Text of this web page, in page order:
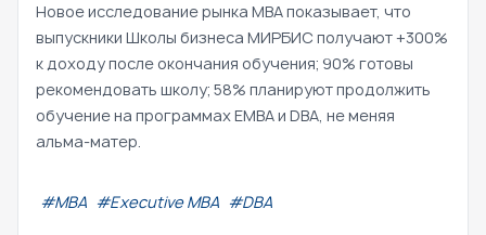
Новое исследование рынка MBA показывает, что
выпускники Школы бизнеса МИРБИС получают +300%
к доходу после окончания обучения; 90% готовы
рекомендовать школу; 58% планируют продолжить
обучение на программах EMBA и DBA, не меняя
альма-матер.
#МВА #Executive MBA #DBA